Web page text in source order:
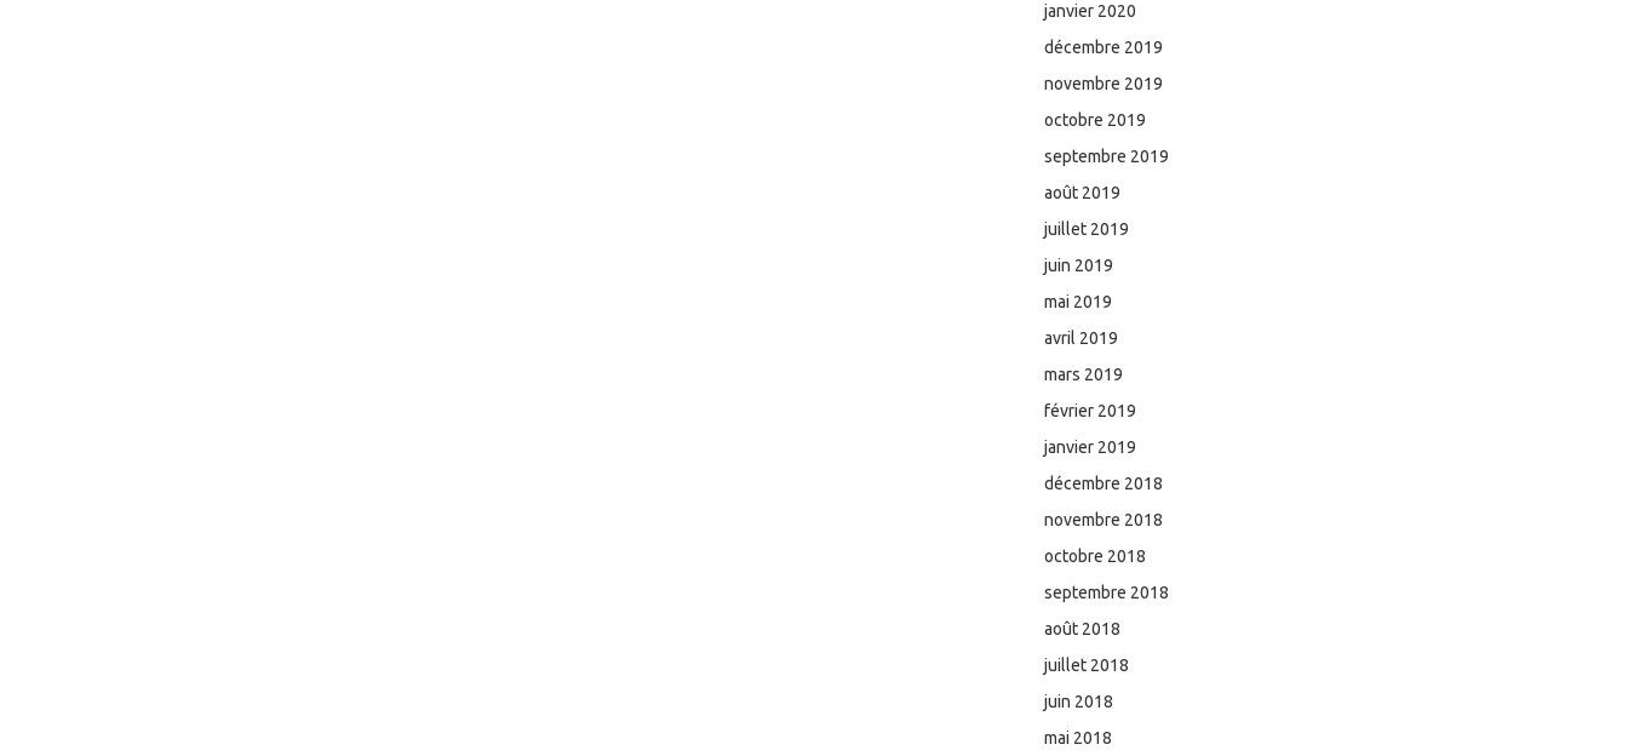
janvier 2020
décembre 2019
novembre 2019
octobre 2019
septembre 2019
août 2019
juillet 2019
juin 2019
mai 2019
avril 2019
mars 2019
février 2019
janvier 2019
décembre 2018
novembre 2018
octobre 2018
septembre 2018
août 2018
juillet 2018
juin 2018
mai 2018